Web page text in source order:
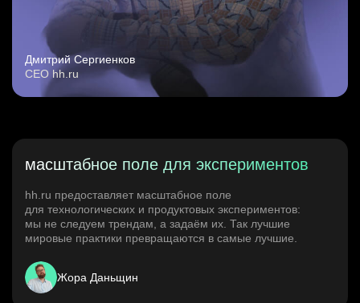
Дмитрий Сергиенков
CEO hh.ru
масштабное поле для экспериментов
hh.ru предоставляет масштабное поле
для технологических и продуктовых экспериментов:
мы не следуем трендам, а задаём их. Так лучшие
мировые практики превращаются в самые лучшие.
Жора Даньщин